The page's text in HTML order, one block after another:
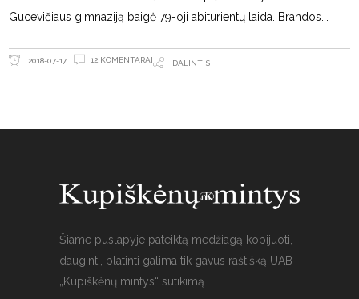
Gucevičiaus gimnaziją baigė 79-oji abiturientų laida. Brandos
2018-07-17 12 KOMENTARAI DALINTIS
Šiame puslapyje pateiktą medžiagą kopijuoti,
dauginti, platinti galima tik gavus raštišką UAB
„Kupiškėnų mintys“ sutikimą.